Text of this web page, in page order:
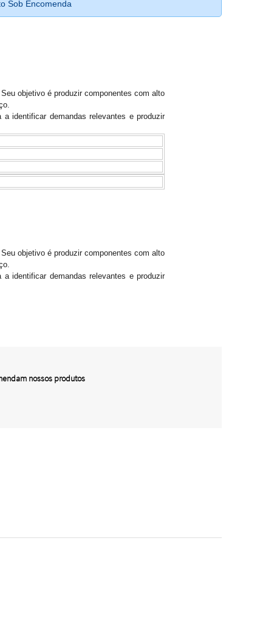
Sob Encomenda
objetivo é produzir componentes com alto
identificar demandas relevantes e produzir
objetivo é produzir componentes com alto
identificar demandas relevantes e produzir
nossos produtos